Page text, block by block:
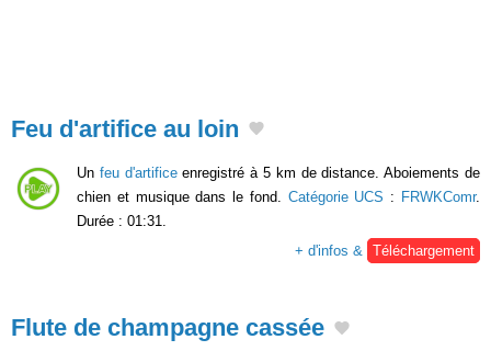
Feu d'artifice au loin
Un feu d'artificeenregistré à 5 km de distance. Aboiements de
chien et musique dans le fond. Catégorie UCS : FRWKComr.
Durée : 01:31.
+ d'infos & Téléchargement
Flute de champagne cassée